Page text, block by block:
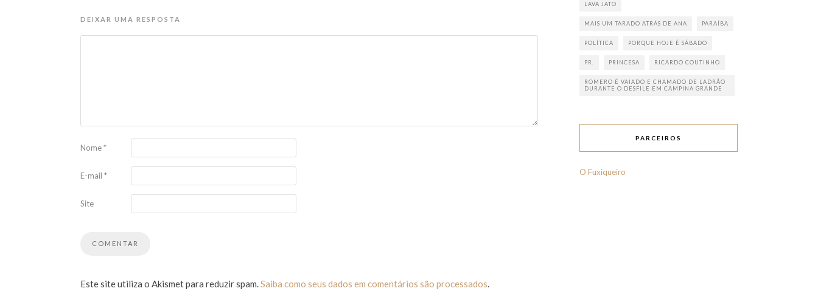
DEIXAR UMA RESPOSTA
Nome*
E-mail *
Site
Este site utiliza o Akismet para reduzir spam.Saiba como seus dados em comentários são processados.
LAVA JATO
MAIS UM TARADO ATRÁS DE ANA PARAÍBA
POLÍTICA PORQUE HOJE É SÁBADO
PR. PRINCESA RICARDO COUTINHO
ROMERO É VAIADO E CHAMADO DE LADRÃO
DURANTE O DESFILE EM CAMPINA GRANDE
PARCEIROS
O Fuxiqueiro